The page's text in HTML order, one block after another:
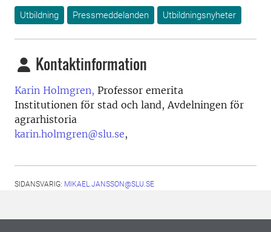
Utbildning Pressmeddelanden Utbildningsnyheter
Kontaktinformation
Karin Holmgren, Professor emerita
Institutionen för stad och land, Avdelningen för
agrarhistoria
karin.holmgren@slu.se,
SIDANSVARIG: MIKAEL.JANSSON@SLU.SE